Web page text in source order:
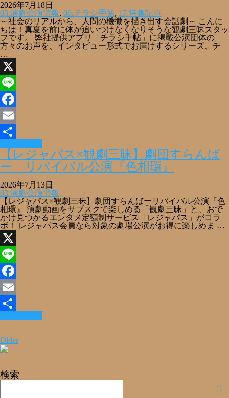
2026年7月18日
03.演劇公演情報, 06.チラシ手帖, 17.特集記事
～社会のリアルから、人間の機微を描き出す会話劇～ こんに
ちは！真夏を前に体が追いつけなくなりそうな観劇三昧スタッ
フです。 弊社提供アプリ「チラシ手帖」に掲載公演団体の
方々のお声を、インタビュー形式でお届けするシリーズ、チ
…
X
Line
Facebook
Email
共
有
【レジャパス×観劇三昧】劇団すらんば
ー リバイバル公演『色相環』
2026年7月13日
03.演劇公演情報
【レジャパス×観劇三昧】劇団すらんばーリバイバル公演『色
相環』 演劇動画をサブスクで楽しめる「観劇三昧」と、おで
かけ見つかるエンタメ定額制サービス「レジャパス」がコラ
ボ！ レジャパス会員なら対象の劇場公演がお得に楽しめま …
X
Line
Facebook
Email
共
有
Older
検索